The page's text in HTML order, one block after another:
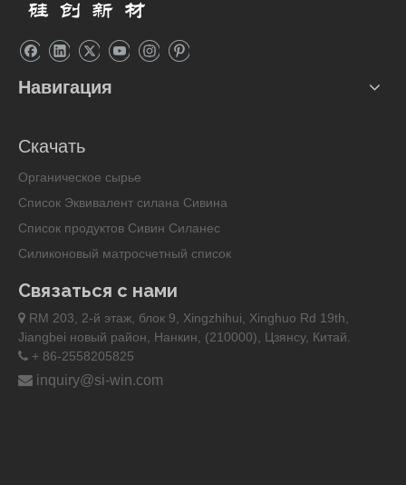
Навигация
Скачать
Органическое сырье
Список Эквивалент силана Сивина
Список продуктов Сивин Силанес
Силиконовый матросчетный список
Связаться с нами
 RM 203, 2-й этаж, блок 9, Xingzhihui, Xinghuo Rd 19th,
Jiangbei новый район, Нанкин, (210000), Цзянсу, Китай.
 + 86-2558205825
 inquiry@si-win.com